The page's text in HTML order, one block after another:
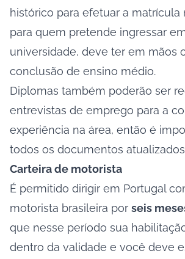
histórico para efetuar a matrícula
para quem pretende ingressar
universidade, deve ter em mãos
conclusão de ensino médio.
Diplomas também poderão ser
entrevistas de emprego para a
experiência na área, então é
todos os documentos
Carteira de motorista
É permitido dirigir em Portugal
motorista brasileira por seis
que nesse período sua
dentro da validade e você deve